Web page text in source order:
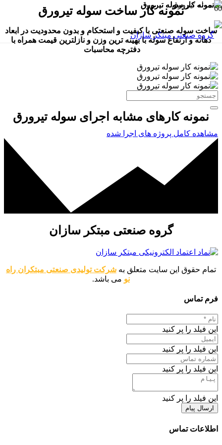
نمونه کار ساخت سوله تیرورق
ساخت سوله صنعتی با کیفیت و استحکام و بدون محدودیت در ابعاد
دهانه و ارتفاع سوله با بهینه ترین وزن و نازلترین قیمت همراه با
دفترچه محاسبات
نمونه کارهای مشابه اجرای سوله تیرورق
مشاهده کامل پروژه های اجرا شده
گروه صنعتی مبتکر سازان
تمام حقوق این سایت متعلق به شرکت تولیدی صنعتی مبتکران راه
نو می باشد.
فرم تماس
این فیلد را پر کنید
این فیلد را پر کنید
این فیلد را پر کنید
این فیلد را پر کنید
ارسال پیام
اطلاعات تماس